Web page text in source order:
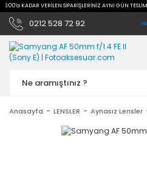
KADAR VERİLEN SİPARİŞLERİNİZ AYNI GÜN TESLİM
0212 528 72 92
Anasayfa LENSLER Aynasız Lensler